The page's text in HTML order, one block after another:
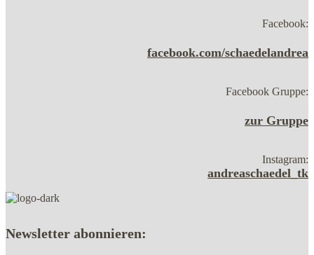
Facebook:
facebook.com/schaedelandrea
Facebook Gruppe:
zur Gruppe
Instagram:
andreaschaedel_tk
Newsletter abonnieren: